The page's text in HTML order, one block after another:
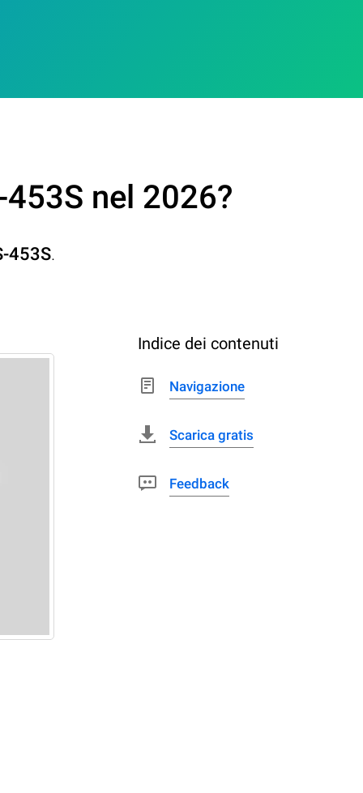
nel 2026?
453S.
Indice dei contenuti
Navigazione
Scarica gratis
Feedback